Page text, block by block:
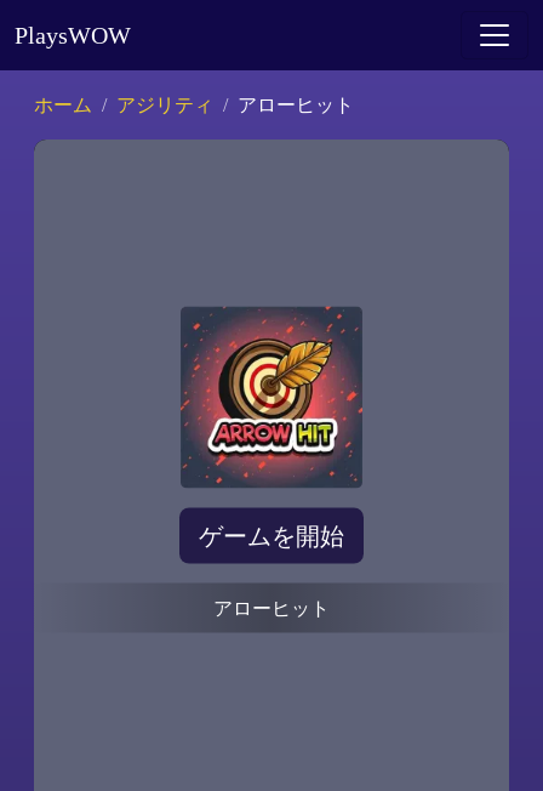
PlaysWOW
ホーム アジリティ アローヒット
ゲームを開始
アローヒット